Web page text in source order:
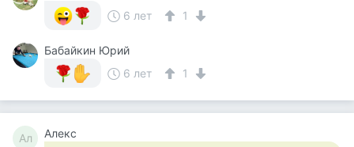
6 лет
1
Бабайкин Юрий
6 лет
1
Ал Алекс